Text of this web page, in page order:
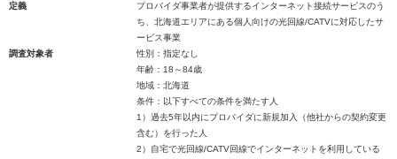
定義
プロバイダ事業者が提供するインターネット接続サービスのう
ち、北海道エリアにある個人向けの光回線/CATVに対応したサ
ービス事業
調査対象者
性別：指定なし
年齢：18～84歳
地域：北海道
条件：以下すべての条件を満たす人
1）過去5年以内にプロバイダに新規加入（他社からの契約変更
含む）を行った人
2）自宅で光回線/CATV回線でインターネットを利用している